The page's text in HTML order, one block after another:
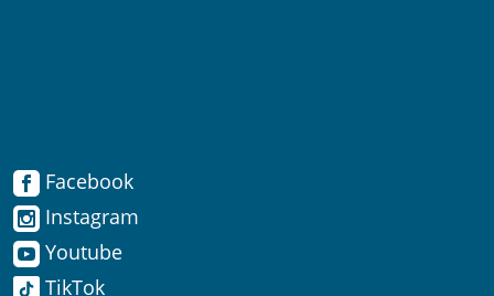
Instagram
Facebook
Instagram
Youtube
TikTok